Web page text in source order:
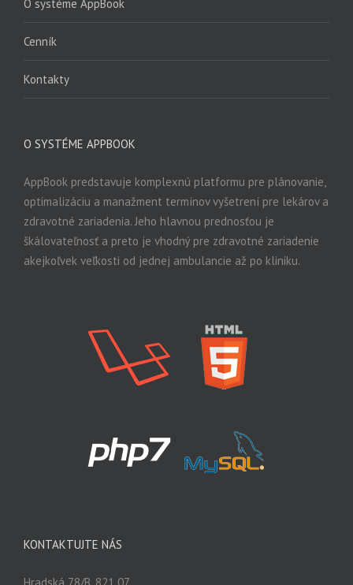
O systéme AppBook
Cenník
Kontakty
O SYSTÉME APPBOOK
AppBook predstavuje komplexnú platformu pre plánovanie,
optimalizáciu a manažment termínov vyšetrení pre lekárov a
zdravotné zariadenia. Jeho hlavnou prednosťou je
škálovateľnosť a preto je vhodný pre zdravotné zariadenie
akejkoľvek veľkosti od jednej ambulancie až po kliniku.
KONTAKTUJTE NÁS